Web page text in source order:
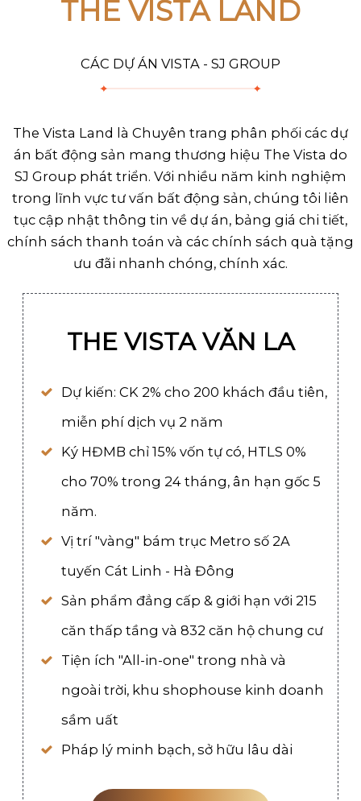
THE VISTA LAND
CÁC DỰ ÁN VISTA - SJ GROUP
The Vista Land là Chuyên trang phân phối các dự
án bất động sản mang thương hiệu The Vista do
SJ Group phát triển. Với nhiều năm kinh nghiệm
trong lĩnh vực tư vấn bất động sản, chúng tôi liên
tục cập nhật thông tin về dự án, bảng giá chi tiết,
chính sách thanh toán và các chính sách quà tặng
ưu đãi nhanh chóng, chính xác.
THE VISTA VĂN LA
Dự kiến: CK 2% cho 200 khách đầu tiên,
miễn phí dịch vụ 2 năm
Ký HĐMB chỉ 15% vốn tự có, HTLS 0%
cho 70% trong 24 tháng, ân hạn gốc 5
năm.
Vị trí "vàng" bám trục Metro số 2A
tuyến Cát Linh - Hà Đông
Sản phẩm đẳng cấp & giới hạn với 215
căn thấp tầng và 832 căn hộ chung cư
Tiện ích "All-in-one" trong nhà và
ngoài trời, khu shophouse kinh doanh
sầm uất
Pháp lý minh bạch, sở hữu lâu dài